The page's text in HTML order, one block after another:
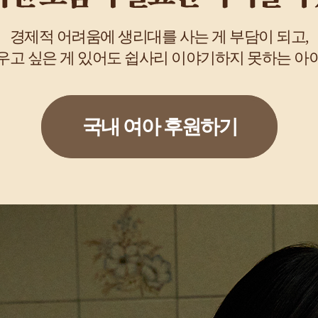
경제적 어려움에 생리대를 사는 게 부담이 되고,
고 싶은 게 있어도 쉽사리 이야기하지 못하는 아
국내 여아 후원하기